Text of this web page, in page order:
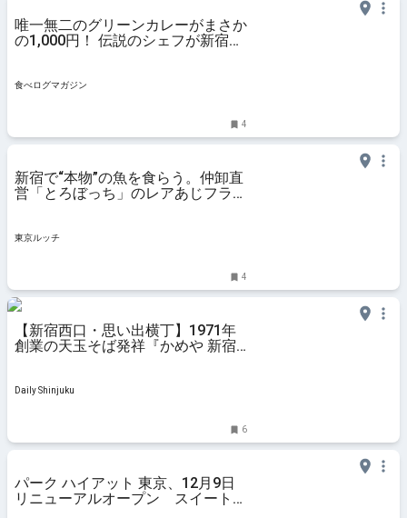
唯一無二のグリーンカレーがまさか
の1,000円！ 伝説のシェフが新宿の
食べログマガジン
4
新宿で“本物”の魚を食らう。仲卸直
営「とろぼっち」のレアあじフライ
東京ルッチ
4
【新宿西口・思い出横丁】1971年
創業の天玉そば発祥『かめや 新宿
Daily Shinjuku
6
パーク ハイアット 東京、12月9日
リニューアルオープン スイート増